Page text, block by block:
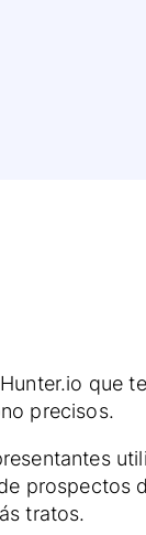
que
precisos.
prospectos
tratos.